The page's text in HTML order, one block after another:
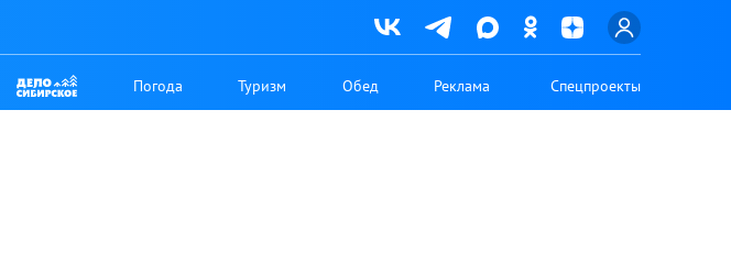
Погода Туризм Обед Реклама Спецпроекты